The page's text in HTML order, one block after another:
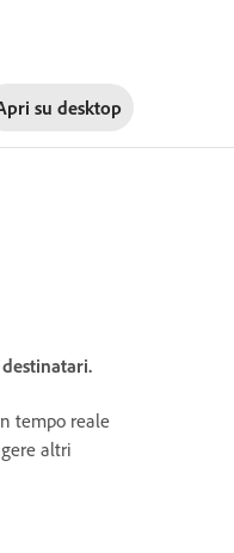
su desktop
tempo reale
altri